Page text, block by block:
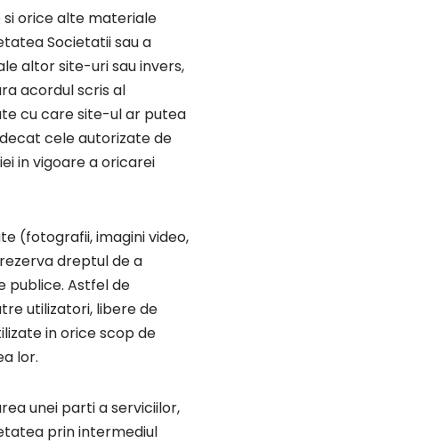
orice alte materiale
Societatii sau a
altor site-uri sau invers,
acordul scris al
cu care site-ul ar putea
cele autorizate de
in vigoare a oricarei
(fotografii, imagini video,
dreptul de a
publice. Astfel de
utilizatori, libere de
in orice scop de
lor.
unei parti a serviciilor,
prin intermediul